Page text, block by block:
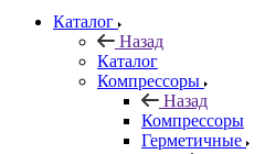
Каталог
Назад
Каталог
Компрессоры
Назад
Компрессоры
Герметичные